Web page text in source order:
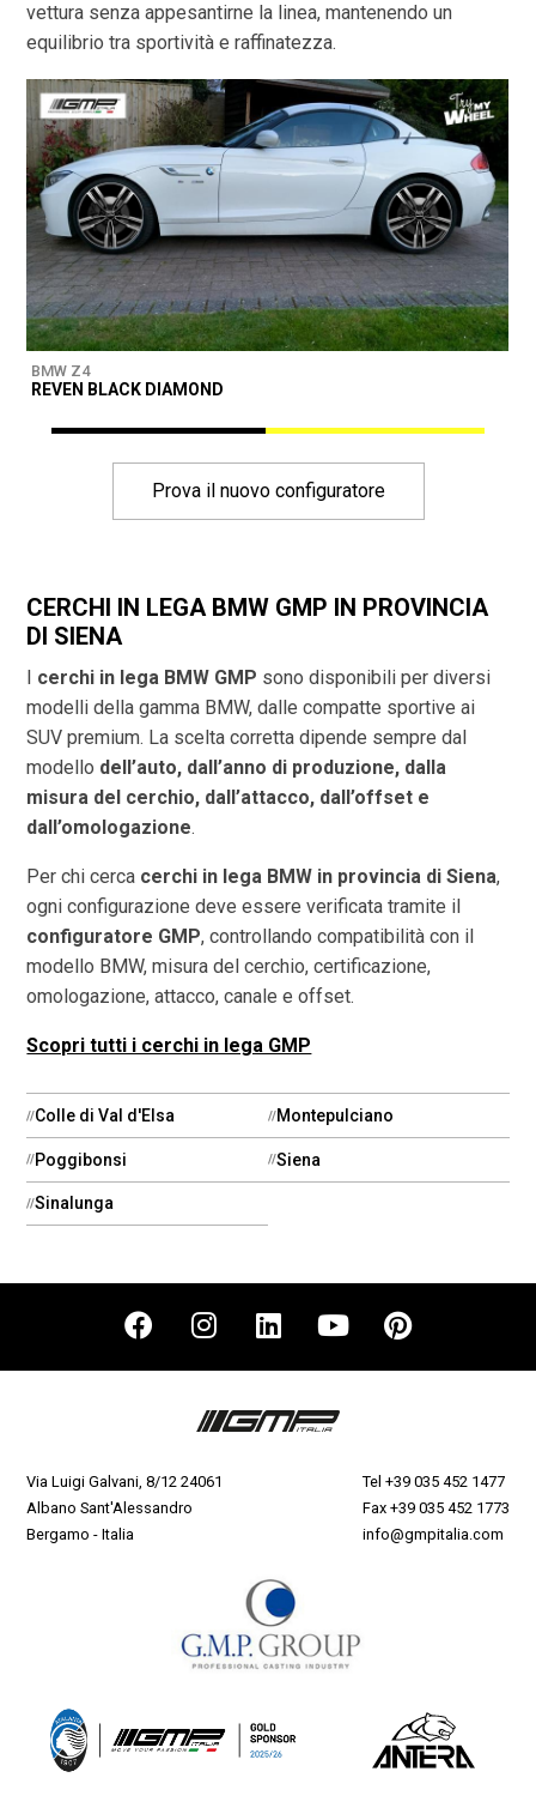
vettura senza appesantirne la linea, mantenendo un
equilibrio tra sportività e raffinatezza.
BMW Z4
REVEN BLACK DIAMOND
Prova il nuovo configuratore
CERCHI IN LEGA BMW GMP IN PROVINCIA
DI SIENA
I cerchi in lega BMW GMP sono disponibili per diversi
modelli della gamma BMW, dalle compatte sportive ai
SUV premium. La scelta corretta dipende sempre dal
modello dell’auto, dall’anno di produzione, dalla
misura del cerchio, dall’attacco, dall’offset e
dall’omologazione.
Per chi cerca cerchi in lega BMW in provincia diSiena,
ogni configurazione deve essere verificata tramite il
configuratore GMP, controllando compatibilità con il
modello BMW, misura del cerchio, certificazione,
omologazione, attacco, canale e offset.
Scopri tutti i cerchi in lega GMP
Colle di Val d'Elsa Montepulciano
Poggibonsi Siena
Sinalunga
Via Luigi Galvani, 8/12 24061
Albano Sant'Alessandro
Bergamo - Italia
Tel +39 035 452 1477
Fax +39 035 452 1773
info@gmpitalia.com